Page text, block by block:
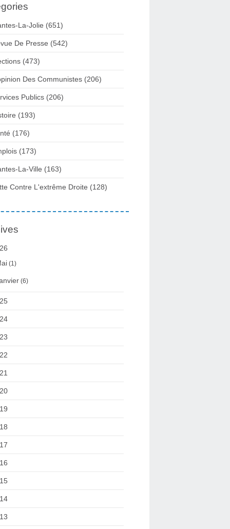
La-Jolie (651)
De Presse (542)
(473)
Des Communistes (206)
Publics (206)
(193)
(176)
(173)
La-Ville (163)
Contre L'extrême Droite (128)
(1)
(6)